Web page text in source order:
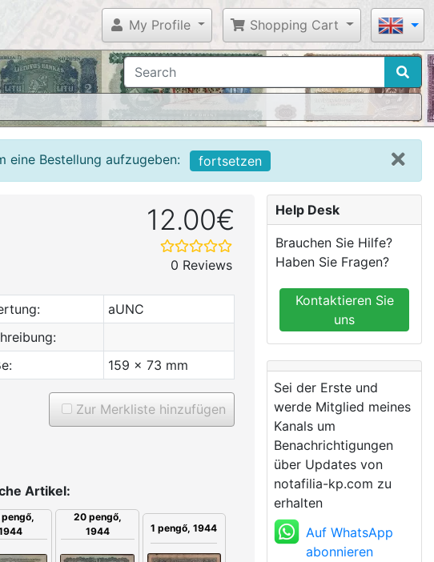
My Profile Shopping Cart
eine Bestellung aufzugeben: fortsetzen
12.00€
0 Reviews
aUNC
159 x 73 mm
Zur Merkliste hinzufügen
Artikel:
20 pengő,
1944
1 pengő, 1944
Help Desk
Brauchen Sie Hilfe?
Haben Sie Fragen?
Kontaktieren Sie
uns
Sei der Erste und
werde Mitglied meines
Kanals um
Benachrichtigungen
über Updates von
notafilia-kp.com zu
erhalten
Auf WhatsApp
abonnieren